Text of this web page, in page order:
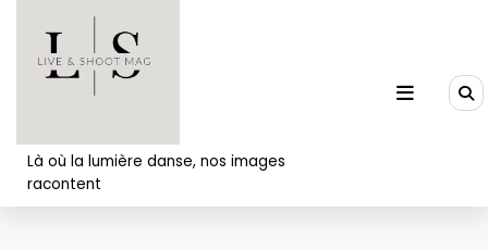
Là où la lumière danse, nos images
racontent